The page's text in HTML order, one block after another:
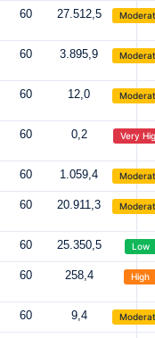
60 27.512,5
60 3.895,9
60 12,0
60 0,2 Very
60 1.059,4
60 20.911,3
60 25.350,5 Low
60 258,4 High
60 9,4